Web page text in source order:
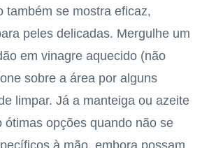
também se mostra eficaz,
peles delicadas. Mergulhe um
em vinagre aquecido (não
sobre a área por alguns
limpar. Já a manteiga ou azeite
ótimas opções quando não se
à mão, embora possam